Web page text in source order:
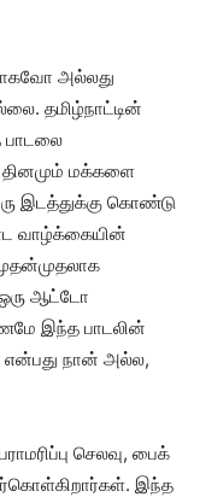
அல்லது
தமிழ்நாட்டின்
மக்களை
இடத்துக்கு கொண்டு
வாழ்க்கையின்
ஆட்டோ
இந்த பாடலின்
என்பது நான் அல்ல,
செலவு, பைக்
இந்த